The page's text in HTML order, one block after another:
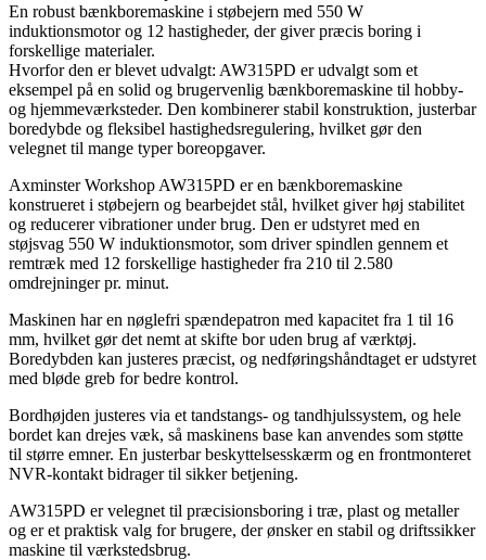
En robust bænkboremaskine i støbejern med 550 W
induktionsmotor og 12 hastigheder, der giver præcis boring i
forskellige materialer.
Hvorfor den er blevet udvalgt: AW315PD er udvalgt som et
eksempel på en solid og brugervenlig bænkboremaskine til hobby-
og hjemmeværksteder. Den kombinerer stabil konstruktion, justerbar
boredybde og fleksibel hastighedsregulering, hvilket gør den
velegnet til mange typer boreopgaver.
Axminster Workshop AW315PD er en bænkboremaskine
konstrueret i støbejern og bearbejdet stål, hvilket giver høj stabilitet
og reducerer vibrationer under brug. Den er udstyret med en
støjsvag 550 W induktionsmotor, som driver spindlen gennem et
remtræk med 12 forskellige hastigheder fra 210 til 2.580
omdrejninger pr. minut.
Maskinen har en nøglefri spændepatron med kapacitet fra 1 til 16
mm, hvilket gør det nemt at skifte bor uden brug af værktøj.
Boredybden kan justeres præcist, og nedføringshåndtaget er udstyret
med bløde greb for bedre kontrol.
Bordhøjden justeres via et tandstangs- og tandhjulssystem, og hele
bordet kan drejes væk, så maskinens base kan anvendes som støtte
til større emner. En justerbar beskyttelsesskærm og en frontmonteret
NVR-kontakt bidrager til sikker betjening.
AW315PD er velegnet til præcisionsboring i træ, plast og metaller
og er et praktisk valg for brugere, der ønsker en stabil og driftssikker
maskine til værkstedsbrug.